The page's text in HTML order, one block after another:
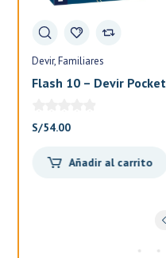
Devir Familiares
Flash 10 – Devir Pocket
S/54.00
Añadir al carrito